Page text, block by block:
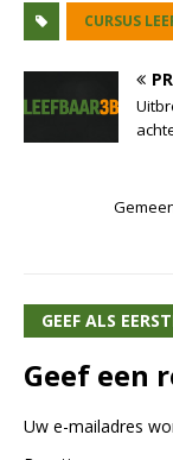
CURSUS
GEEF ALS
Geef een
Uw e-mailadres